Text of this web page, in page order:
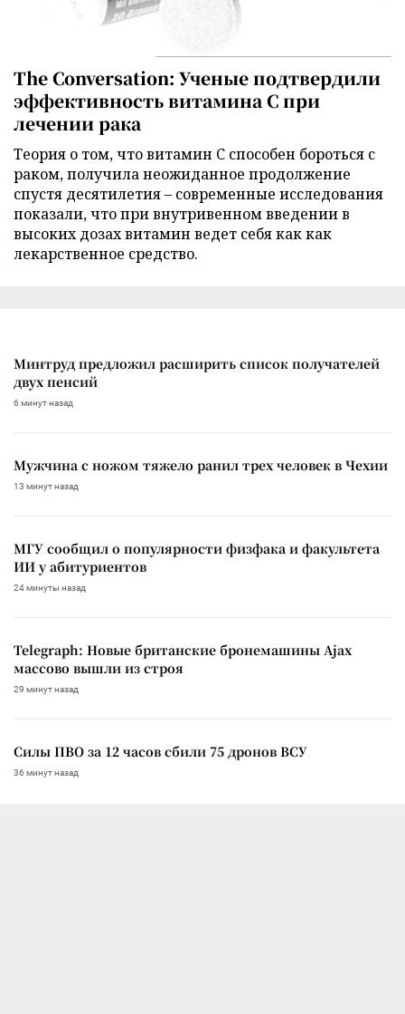
The Conversation: Ученые подтвердили
эффективность витамина C при
лечении рака
Теория о том, что витамин C способен бороться с
раком, получила неожиданное продолжение
спустя десятилетия – современные исследования
показали, что при внутривенном введении в
высоких дозах витамин ведет себя как как
лекарственное средство.
Минтруд предложил расширить список получателей
двух пенсий
6 минут назад
Мужчина с ножом тяжело ранил трех человек в Чехии
13 минут назад
МГУ сообщил о популярности физфака и факультета
ИИ у абитуриентов
24 минуты назад
Telegraph: Новые британские бронемашины Ajax
массово вышли из строя
29 минут назад
Силы ПВО за 12 часов сбили 75 дронов ВСУ
36 минут назад